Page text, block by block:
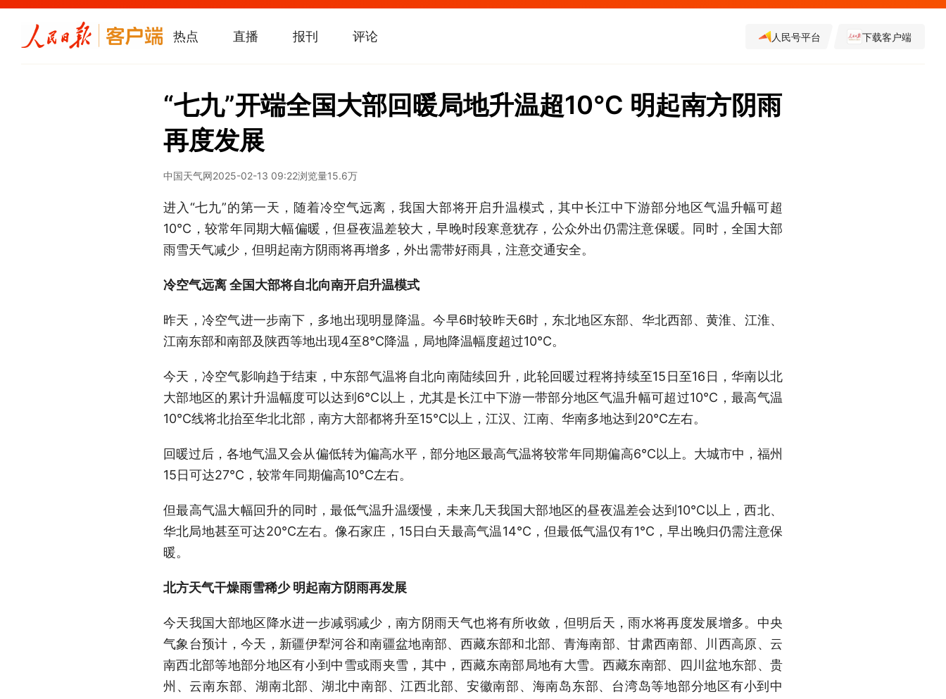
热点 直播 报刊 评论 人民号平台 下载客户端
“七九”开端全国大部回暖局地升温超10℃ 明起南方阴雨
再度发展
中国天气网2025-02-13 09:22浏览量15.6万
进入“七九”的第一天，随着冷空气远离，我国大部将开启升温模式，其中长江中下游部分地区气温升幅可超
10℃，较常年同期大幅偏暖，但昼夜温差较大，早晚时段寒意犹存，公众外出仍需注意保暖。同时，全国大部
雨雪天气减少，但明起南方阴雨将再增多，外出需带好雨具，注意交通安全。
冷空气远离 全国大部将自北向南开启升温模式
昨天，冷空气进一步南下，多地出现明显降温。今早6时较昨天6时，东北地区东部、华北西部、黄淮、江淮、
江南东部和南部及陕西等地出现4至8℃降温，局地降温幅度超过10℃。
今天，冷空气影响趋于结束，中东部气温将自北向南陆续回升，此轮回暖过程将持续至15日至16日，华南以北
大部地区的累计升温幅度可以达到6℃以上，尤其是长江中下游一带部分地区气温升幅可超过10℃，最高气温
10℃线将北抬至华北北部，南方大部都将升至15℃以上，江汉、江南、华南多地达到20℃左右。
回暖过后，各地气温又会从偏低转为偏高水平，部分地区最高气温将较常年同期偏高6℃以上。大城市中，福州
15日可达27℃，较常年同期偏高10℃左右。
但最高气温大幅回升的同时，最低气温升温缓慢，未来几天我国大部地区的昼夜温差会达到10℃以上，西北、
华北局地甚至可达20℃左右。像石家庄，15日白天最高气温14℃，但最低气温仅有1℃，早出晚归仍需注意保
暖。
北方天气干燥雨雪稀少 明起南方阴雨再发展
今天我国大部地区降水进一步减弱减少，南方阴雨天气也将有所收敛，但明后天，雨水将再度发展增多。中央
气象台预计，今天，新疆伊犁河谷和南疆盆地南部、西藏东部和北部、青海南部、甘肃西南部、川西高原、云
南西北部等地部分地区有小到中雪或雨夹雪，其中，西藏东南部局地有大雪。西藏东南部、四川盆地东部、贵
州、云南东部、湖南北部、湖北中南部、江西北部、安徽南部、海南岛东部、台湾岛等地部分地区有小到中